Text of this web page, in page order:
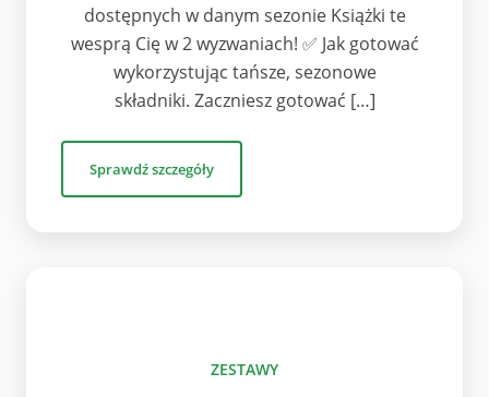
dostępnych w danym sezonie Książki te
wesprą Cię w 2 wyzwaniach! ✅ Jak gotować
wykorzystując tańsze, sezonowe
składniki. Zaczniesz gotować […]
Sprawdź szczegóły
ZESTAWY